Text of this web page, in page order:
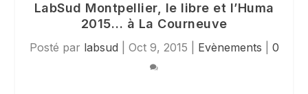
LabSud Montpellier, le libre et l’Huma
2015… à La Courneuve
Posté par labsud Oct 9, 2015 Evènements 0